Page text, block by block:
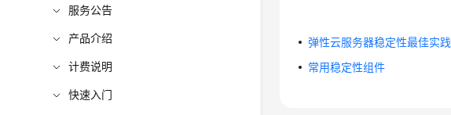
服务公告
产品介绍
计费说明
快速入门
弹性云服务器稳定性最佳实践
常用稳定性组件